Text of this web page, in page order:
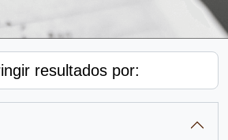
resultados por: